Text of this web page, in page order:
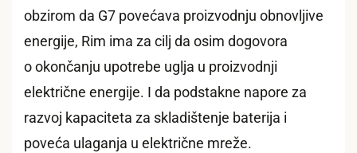
obzirom da G7 povećava proizvodnju obnovljive
energije, Rim ima za cilj da osim dogovora
o okončanju upotrebe uglja u proizvodnji
električne energije. I da podstakne napore za
razvoj kapaciteta za skladištenje baterija i
poveća ulaganja u električne mreže.